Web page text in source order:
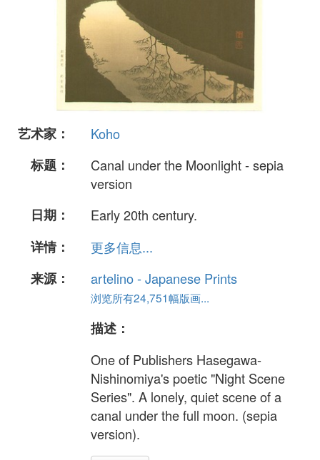
艺术家：
Koho
标题：
Canal under the Moonlight - sepia
version
日期：
Early 20th century.
详情：
更多信息...
来源：
artelino - Japanese Prints
浏览所有24,751幅版画...
描述：
One of Publishers Hasegawa-
Nishinomiya's poetic "Night Scene
Series". A lonely, quiet scene of a
canal under the full moon. (sepia
version).